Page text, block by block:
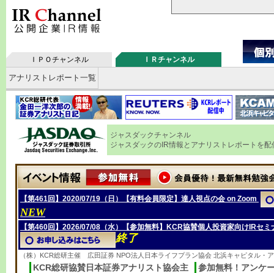
ＩＰＯチャンネル ＩＲチャンネル
アナリストレポート一覧
ジャスダックチャンネル
ジャスダックのIR情報とアナリストレポートを配
【第461回】2020/07/19（日）【有料会員限定】達人視点の会 on Zoom
NEW
【第460回】2026/07/08（水）【参加無料】KCR協賛個人投資家向けIRセ
終了
（株）KCR総研主催 広田証券 NPO法人日本ライフプラン協会 北浜キャピタル・
KCR総研協賛日本証券アナリスト協会主
参加無料！アンケ